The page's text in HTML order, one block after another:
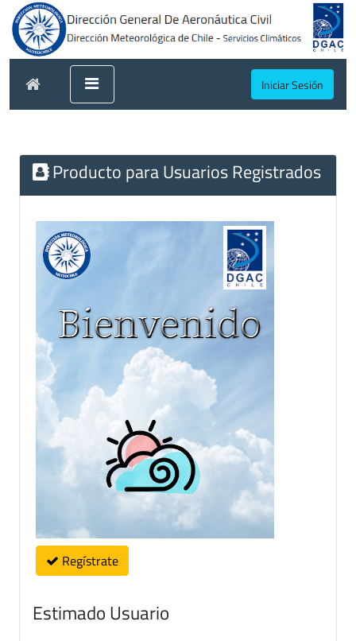
Iniciar Sesión
Producto para Usuarios Registrados
Regístrate
Estimado Usuario